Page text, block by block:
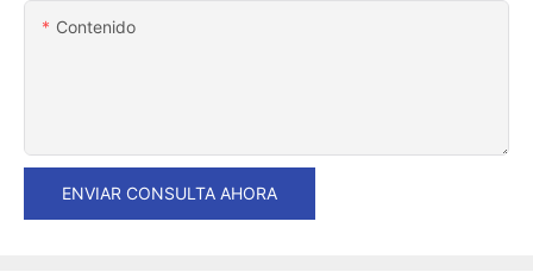
Contenido
ENVIAR CONSULTA AHORA